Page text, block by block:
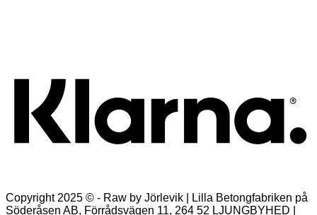
Copyright 2025 © - Raw by Jörlevik | Lilla Betongfabriken på
Söderåsen AB, Förrådsvägen 11, 264 52 LJUNGBYHED |